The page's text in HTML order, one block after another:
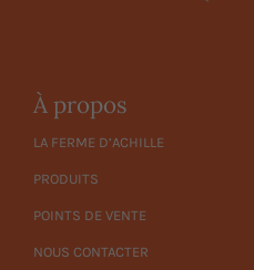
À propos
LA FERME D’ACHILLE
PRODUITS
POINTS DE VENTE
NOUS CONTACTER